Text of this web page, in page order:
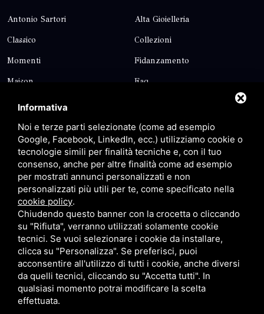
Antonio Sartori Alta Gioielleria
Classico Collezioni
Momenti Fidanzamento
Maison Faq
Blog
Sitemap Privacy
Contatti
Via Giolitti, 5 - 20025 - Legnano
+39 0331 1542871
+39 334 1291872
info@antoniosartori.com
Whatsapp
Informativa
Noi e terze parti selezionate (come ad esempio
Google, Facebook, LinkedIn, ecc.) utilizziamo cookie o
tecnologie simili per finalità tecniche e, con il tuo
consenso, anche per altre finalità come ad esempio
per mostrati annunci personalizzati e non
personalizzati più utili per te, come specificato nella
cookie policy.
Chiudendo questo banner con la crocetta o cliccando
su "Rifiuta", verranno utilizzati solamente cookie
tecnici. Se vuoi selezionare i cookie da installare,
clicca su "Personalizza". Se preferisci, puoi
acconsentire all'utilizzo di tutti i cookie, anche diversi
da quelli tecnici, cliccando su "Accetta tutti". In
qualsiasi momento potrai modificare la scelta
effettuata.